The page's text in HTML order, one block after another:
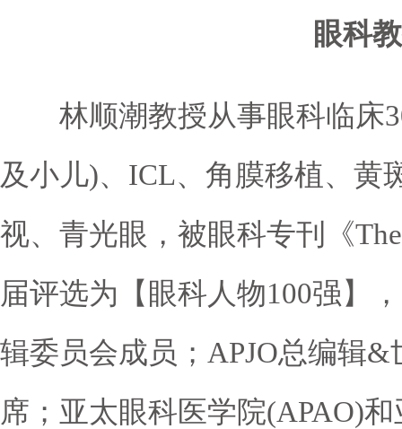
眼科
林顺潮教授从事眼科临床
及小儿)、ICL、角膜移植、黄
视、青光眼，被眼科专刊《
届评选为【眼科人物100强】
辑委员会成员；APJO总编辑
席；亚太眼科医学院(APAO)